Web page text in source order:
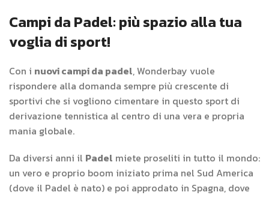
Campi da Padel: più spazio alla tua
voglia di sport!
Con i nuovi campi da padel, Wonderbay vuole
rispondere alla domanda sempre più crescente di
sportivi che si vogliono cimentare in questo sport di
derivazione tennistica al centro di una vera e propria
mania globale.
Da diversi anni il Padel miete proseliti in tutto il mondo:
un vero e proprio boom iniziato prima nel Sud America
(dove il Padel è nato) e poi approdato in Spagna, dove